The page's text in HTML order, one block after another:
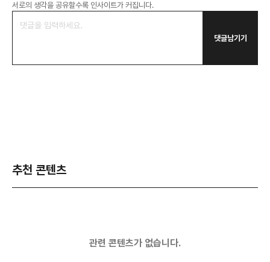
서로의 생각을 공유할수록 인사이트가 커집니다.
댓글남기기
추천 콘텐츠
관련 콘텐츠가 없습니다.